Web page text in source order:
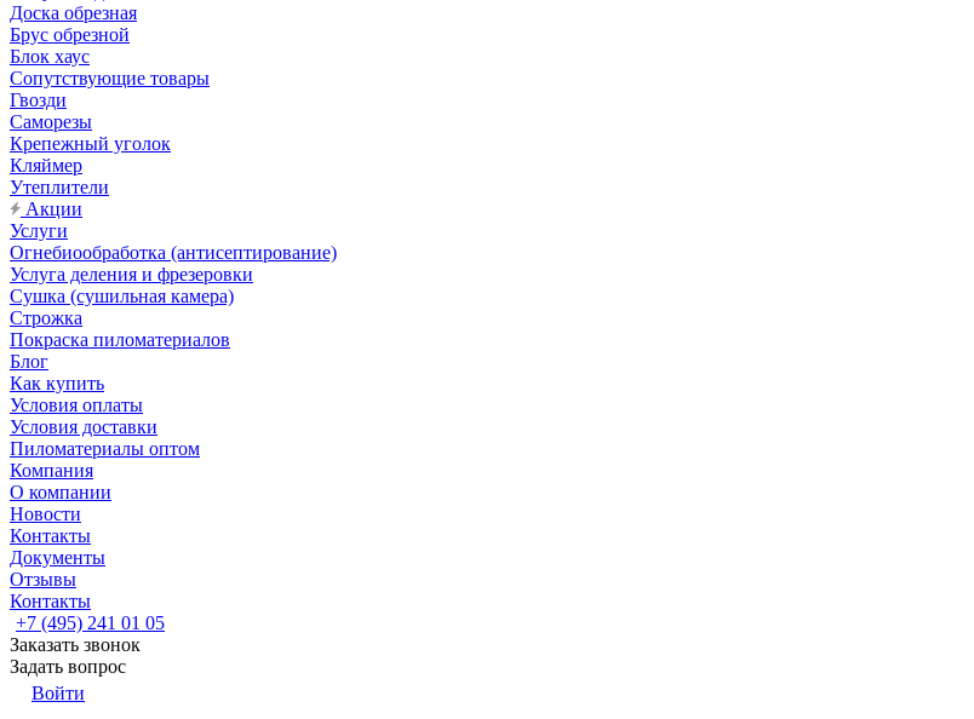
Доска обрезная
Брус обрезной
Блок хаус
Сопутствующие товары
Гвозди
Саморезы
Крепежный уголок
Кляймер
Утеплители
Акции
Услуги
Огнебиообработка (антисептирование)
Услуга деления и фрезеровки
Сушка (сушильная камера)
Строжка
Покраска пиломатериалов
Блог
Как купить
Условия оплаты
Условия доставки
Пиломатериалы оптом
Компания
О компании
Новости
Контакты
Документы
Отзывы
Контакты
+7 (495) 241 01 05
Заказать звонок
Задать вопрос
Войти